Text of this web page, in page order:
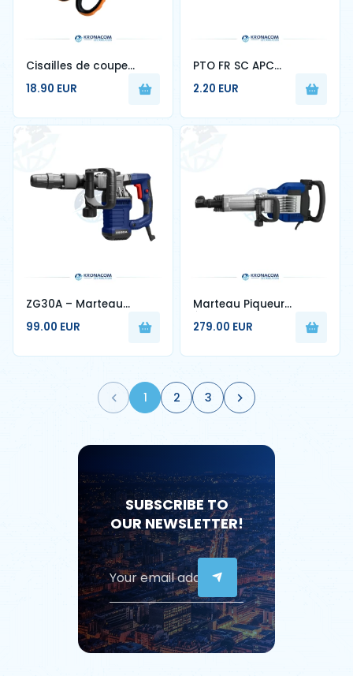
Cisailles de coupe
Kevlar® pour fibre
optique — KCS-4
18.90 EUR
PTO FR SC APC
monomode pour
français FTTH prise
sans logo 10-80 pièces
2.20 EUR
ZG30A – Marteau
Perforateur 1300W
Haute Performance
99.00 EUR
Marteau Piqueur
Électrique 1600W –
Haute Puissance &
Professionnelle
279.00 EUR
1 2 3
SUBSCRIBE TO
OUR NEWSLETTER!